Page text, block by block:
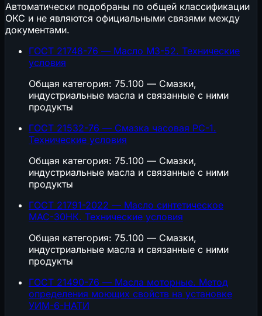
Автоматически подобраны по общей классификации
ОКС и не являются официальными связями между
документами.
ГОСТ 21748-76 — Масло МЗ-52. Технические
условия
Общая категория: 75.100 — Смазки,
индустриальные масла и связанные с ними
продукты
ГОСТ 21532-76 — Смазка часовая РС-1.
Технические условия
Общая категория: 75.100 — Смазки,
индустриальные масла и связанные с ними
продукты
ГОСТ 21791-2022 — Масло синтетическое
МАС-30НК. Технические условия
Общая категория: 75.100 — Смазки,
индустриальные масла и связанные с ними
продукты
ГОСТ 21490-76 — Масла моторные. Метод
определения моющих свойств на установке
УИМ-6-НАТИ